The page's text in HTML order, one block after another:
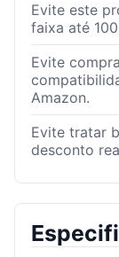
Evite este
faixa até
Evite
Amazon.
Evite tratar
desconto